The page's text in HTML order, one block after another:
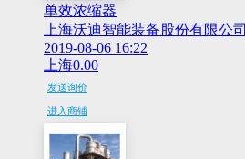
单效浓缩器
上海沃迪智能装备股份有限公司
2019-08-06 16:22
上海0.00
发送询价
进入商铺